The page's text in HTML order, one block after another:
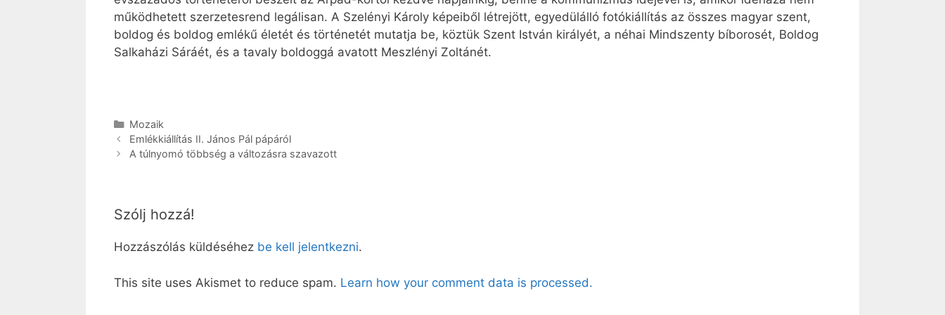
működhetett szerzetesrend legálisan. A Szelényi Károly képeiből létrejött, egyedülálló fotókiállítás az összes magyar szent,
boldog és boldog emlékű életét és történetét mutatja be, köztük Szent István királyét, a néhai Mindszenty bíborosét, Boldog
Salkaházi Sáráét, és a tavaly boldoggá avatott Meszlényi Zoltánét.
Kategória
Mozaik
Emlékkiállítás II. János Pál pápáról
A túlnyomó többség a változásra szavazott
Szólj hozzá!
Hozzászólás küldéséhez be kell jelentkezni.
This site uses Akismet to reduce spam. Learn how your comment data is processed.